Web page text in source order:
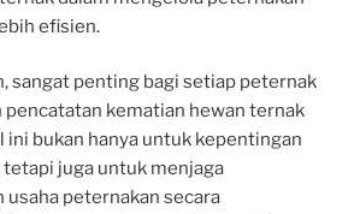
efisien.
sangat penting bagi setiap peternak
pencatatan kematian hewan ternak
ini bukan hanya untuk kepentingan
juga untuk menjaga
usaha peternakan secara